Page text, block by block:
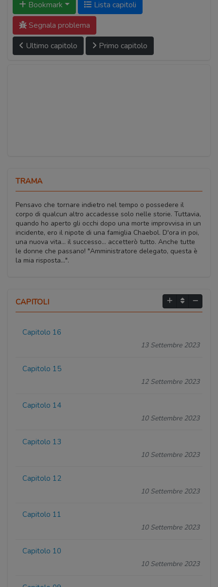
Bookmark
Lista capitoli
Segnala problema
Ultimo capitolo
Primo capitolo
TRAMA
Pensavo che tornare indietro nel tempo o possedere il
corpo di qualcun altro accadesse solo nelle storie. Tuttavia,
quando ho aperto gli occhi dopo una morte improvvisa in un
incidente, ero il nipote di una famiglia Chaebol. D'ora in poi,
una nuova vita... il successo... accetterò tutto. Anche tutte
le donne che passano! "Amministratore delegato, questa è
la mia risposta...".
CAPITOLI
Capitolo 16
13 Settembre 2023
Capitolo 15
12 Settembre 2023
Capitolo 14
10 Settembre 2023
Capitolo 13
10 Settembre 2023
Capitolo 12
10 Settembre 2023
Capitolo 11
10 Settembre 2023
Capitolo 10
10 Settembre 2023